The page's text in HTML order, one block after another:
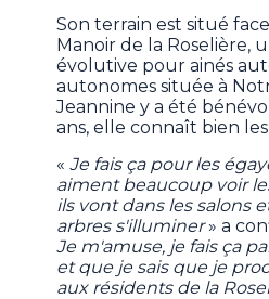
Son terrain est situé
Manoir de la Roselière,
évolutive pour ainés
autonomes située à
Jeannine y a été
ans, elle connaît bien
«Je fais ça pour les
aiment beaucoup voir
ils vont dans les salons
arbres s'illuminer» a
Je m'amuse, je fais ça
et que je sais que je
aux résidents de la